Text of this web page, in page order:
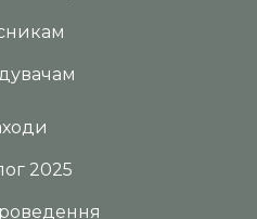
2025